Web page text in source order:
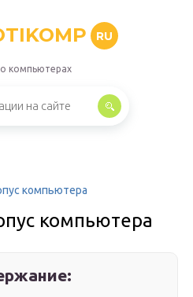
RU
компьютерах
компьютера
компьютера